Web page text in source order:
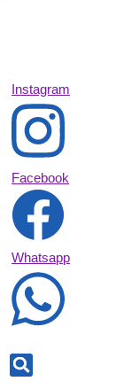
Instagram
Facebook
Whatsapp